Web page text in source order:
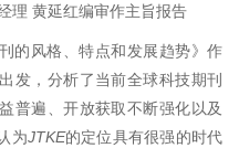
理 黄延红编审作主旨报告
的风格、特点和发展趋势》作
发，分析了当前全球科技期刊
普遍、开放获取不断强化以及
为JTKE的定位具有很强的时代